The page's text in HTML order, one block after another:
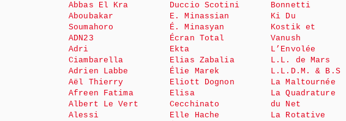
Abbas El Kra
Aboubakar
Soumahoro
ADN23
Adri
Ciambarella
Adrien Labbe
Aël Thierry
Afreen Fatima
Albert Le Vert
Alessi
Duccio Scotini
E. Minassian
É. Minasyan
Écran Total
Ekta
Elias Zabalia
Élie Marek
Eliott Dognon
Elisa
Cecchinato
Elle Hache
Bonnetti
Ki Du
Kostik et
Vanush
L’Envolée
L.L. de Mars
L.L.D.M. & B.S
La Maltournée
La Quadrature
du Net
La Rotative